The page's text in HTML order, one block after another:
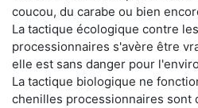
coucou, du carabe ou bien
La tactique écologique contre
processionnaires s'avère être
elle est sans danger pour
La tactique biologique ne
chenilles processionnaires sont